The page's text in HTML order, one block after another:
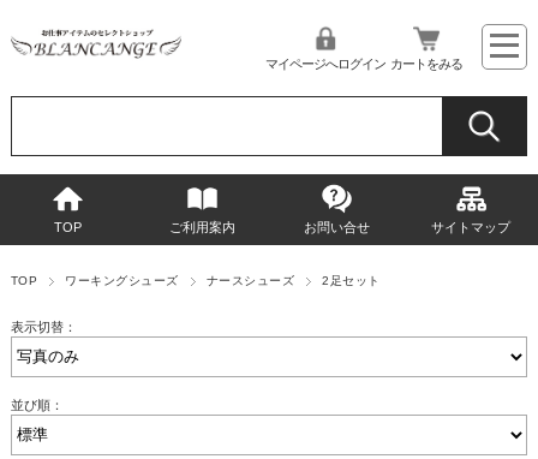
マイページへログイン カートをみる
TOP ご利用案内 お問い合せ サイトマップ
TOP ワーキングシューズ ナースシューズ 2足セット
表示切替：
並び順：